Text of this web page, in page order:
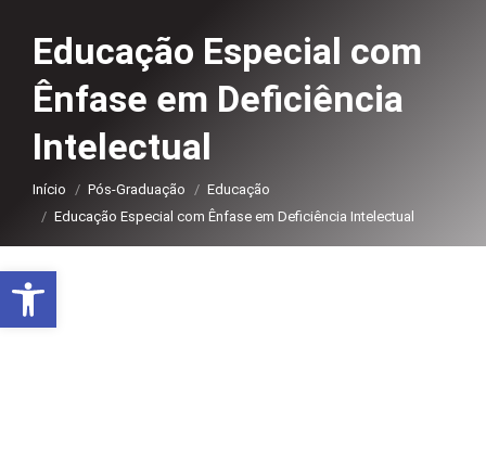
Educação Especial com
Ênfase em Deficiência
Intelectual
Você está aqui:
Início Pós-Graduação
Educação
Educação Especial com Ênfase em Deficiência Intelectual
Abrir a barra de ferramentas